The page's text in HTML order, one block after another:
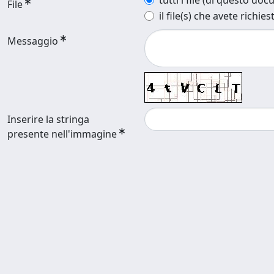
File
il file(s) che avete
Messaggio
Inserire la stringa
presente nell'immagine